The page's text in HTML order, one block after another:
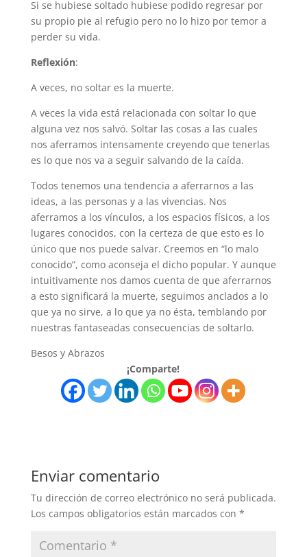
Si se hubiese soltado hubiese podido regresar por
su propio pie al refugio pero no lo hizo por temor a
perder su vida.
Reflexión:
A veces, no soltar es la muerte.
A veces la vida está relacionada con soltar lo que
alguna vez nos salvó. Soltar las cosas a las cuales
nos aferramos intensamente creyendo que tenerlas
es lo que nos va a seguir salvando de la caída.
Todos tenemos una tendencia a aferrarnos a las
ideas, a las personas y a las vivencias. Nos
aferramos a los vínculos, a los espacios físicos, a los
lugares conocidos, con la certeza de que esto es lo
único que nos puede salvar. Creemos en “lo malo
conocido”, como aconseja el dicho popular. Y aunque
intuitivamente nos damos cuenta de que aferrarnos
a esto significará la muerte, seguimos anclados a lo
que ya no sirve, a lo que ya no ésta, temblando por
nuestras fantaseadas consecuencias de soltarlo.
Besos y Abrazos
¡Comparte!
Enviar comentario
Tu dirección de correo electrónico no será publicada.
Los campos obligatorios están marcados con *